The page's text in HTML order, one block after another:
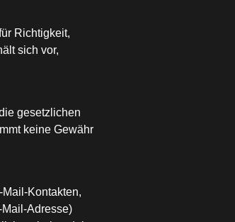
Richtigkeit,
sich vor,
gesetzlichen
keine Gewähr
Kontakten,
Adresse)